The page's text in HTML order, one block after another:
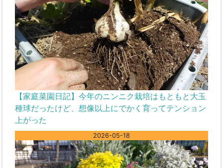
【家庭菜園日記】今年のニンニク栽培はもともと大玉
種球だったけど、想像以上にでかく育ってテンション
上がった
2026-05-18